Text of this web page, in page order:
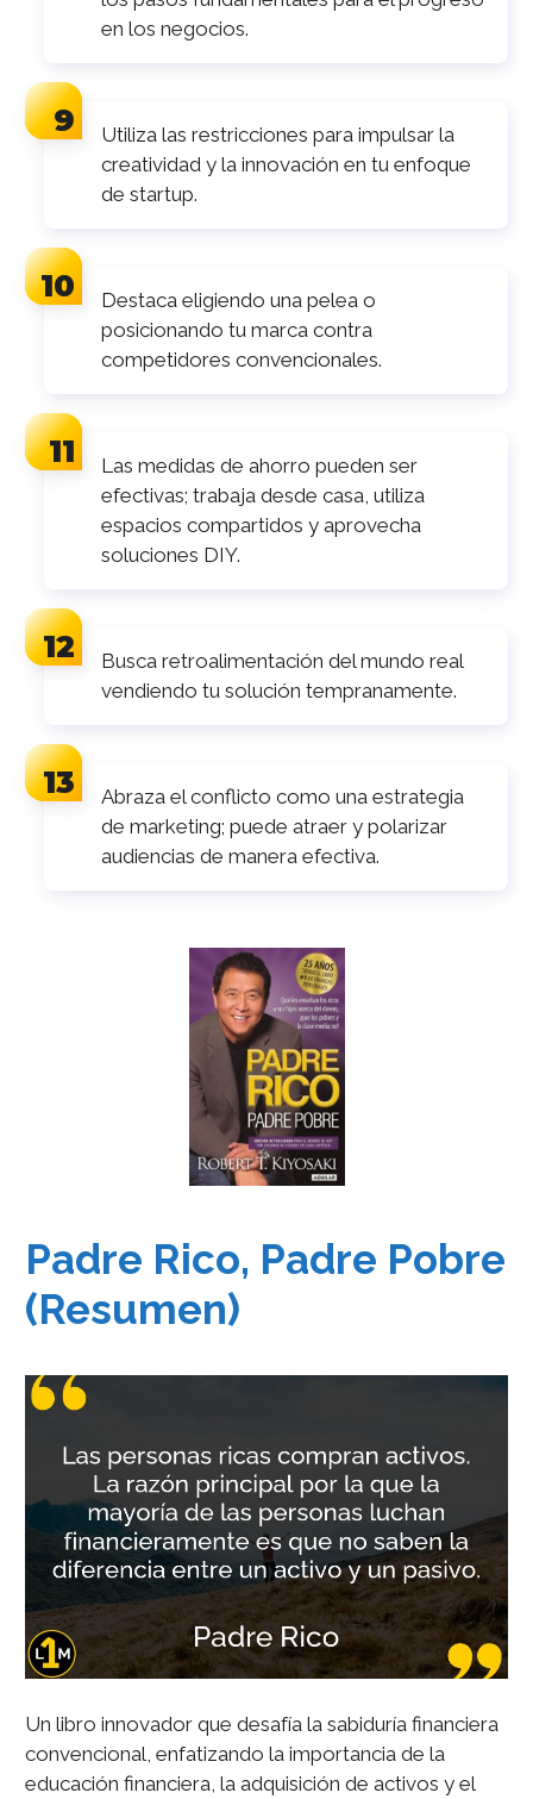
en los negocios.
Utiliza las restricciones para impulsar la
creatividad y la innovación en tu enfoque
de startup.
Destaca eligiendo una pelea o
posicionando tu marca contra
competidores convencionales.
Las medidas de ahorro pueden ser
efectivas; trabaja desde casa, utiliza
espacios compartidos y aprovecha
soluciones DIY.
Busca retroalimentación del mundo real
vendiendo tu solución tempranamente.
Abraza el conflicto como una estrategia
de marketing; puede atraer y polarizar
audiencias de manera efectiva.
Padre Rico, Padre Pobre
(Resumen)
Un libro innovador que desafía la sabiduría financiera
convencional, enfatizando la importancia de la
educación financiera, la adquisición de activos y el